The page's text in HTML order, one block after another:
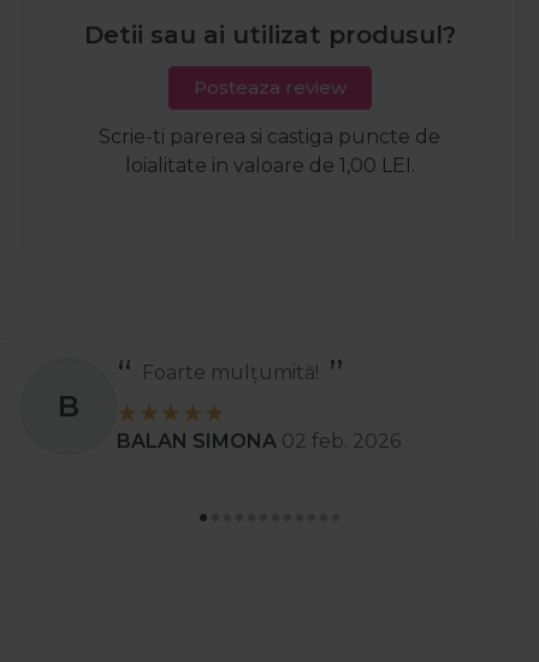
Detii sau ai utilizat produsul?
Posteaza review
Scrie-ti parerea si castiga puncte de
loialitate in valoare de 1,00 LEI.
mulțumită!
02 feb. 2026